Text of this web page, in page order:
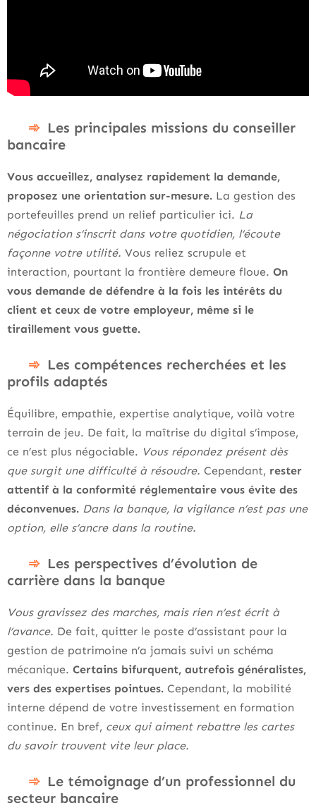
Les principales missions du conseiller
bancaire
Vous accueillez, analysez rapidement la demande,
proposez une orientation sur-mesure. La gestion des
portefeuilles prend un relief particulier ici. La
négociation s’inscrit dans votre quotidien, l’écoute
façonne votre utilité. Vous reliez scrupule et
interaction, pourtant la frontière demeure floue. On
vous demande de défendre à la fois les intérêts du
client et ceux de votre employeur, même si le
tiraillement vous guette.
Les compétences recherchées et les
profils adaptés
Équilibre, empathie, expertise analytique, voilà votre
terrain de jeu. De fait, la maîtrise du digital s’impose,
ce n’est plus négociable. Vous répondez présent dès
que surgit une difficulté à résoudre. Cependant, rester
attentif à la conformité réglementaire vous évite des
déconvenues. Dans la banque, la vigilance n’est pas une
option, elle s’ancre dans la routine.
Les perspectives d’évolution de
carrière dans la banque
Vous gravissez des marches, mais rien n’est écrit à
l’avance. De fait, quitter le poste d’assistant pour la
gestion de patrimoine n’a jamais suivi un schéma
mécanique. Certains bifurquent, autrefois généralistes,
vers des expertises pointues. Cependant, la mobilité
interne dépend de votre investissement en formation
continue. En bref, ceux qui aiment rebattre les cartes
du savoir trouvent vite leur place.
Le témoignage d’un professionnel du
secteur bancaire